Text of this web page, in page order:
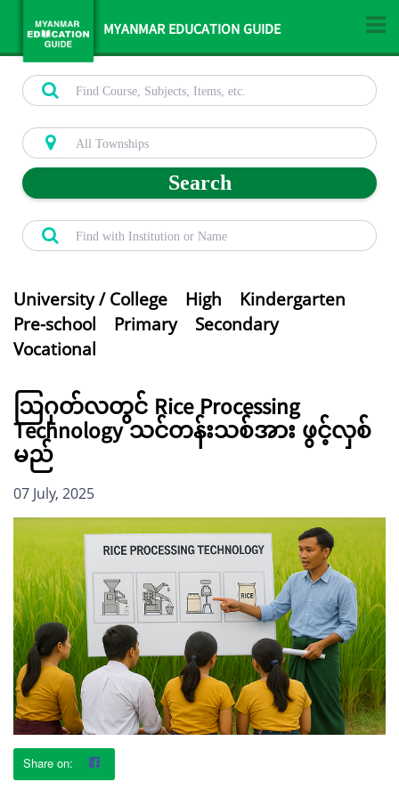
MYANMAR EDUCATION GUIDE
Search
University / College High
Kindergarten
Pre-school
Primary
Secondary
Vocational
ဩဂုတ်လတွင် Rice Processing
Technology သင်တန်းသစ်အား ဖွင့်လှစ်
မည်
07 July, 2025